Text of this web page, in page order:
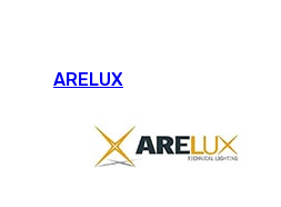
ARELUX